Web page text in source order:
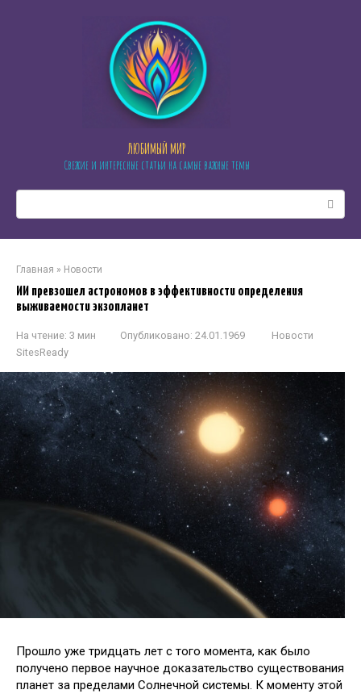
ЛЮБИМЫЙ МИР
Свежие и интересные статьи на самые важные темы
Главная » Новости
ИИ превзошел астрономов в эффективности определения
выживаемости экзопланет
На чтение: 3 мин Опубликовано: 24.01.1969
Новости
SitesReady
Прошло уже тридцать лет с того момента, как было
получено первое научное доказательство существования
планет за пределами Солнечной системы. К моменту этой